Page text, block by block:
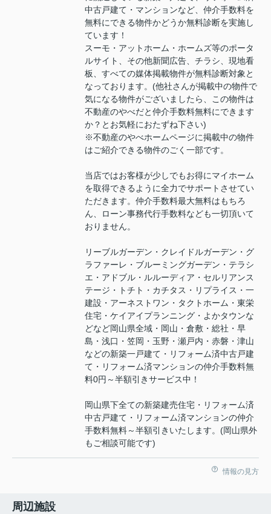
中古戸建て・マンションなど、仲介手数料を
無料にできる物件かどうか無料診断を実施し
ています！
スーモ・アットホーム・ホームズ等のポータ
ルサイト、その他新聞広告、チラシ、現地看
板、すべての媒体掲載物件が無料診断対象と
なっております。(他社さんが掲載中の物件で
気になる物件がございましたら、この物件は
不動産のやべだと仲介手数料無料にできます
か？とお気軽におたずね下さい)
※不動産のやべホームページに掲載中の物件
はご紹介できる物件のごく一部です。
当店ではお客様が少しでもお得にマイホーム
を取得できるように全力でサポートさせてい
ただきます。仲介手数料最大無料はもちろ
ん、ローン事務代行手数料なども一切頂いて
おりません。
リーブルガーデン・クレイドルガーデン・グ
ラファーレ・ブルーミングガーデン・テラシ
エ・アドブル・ルルーディア・セルリアンス
テージ・トチト・カチタス・リプライス・一
建設・アーネストワン・タクトホーム・東栄
住宅・ケイアイプランニング・よかタウンな
どなど岡山県全域・岡山・倉敷・総社・早
島・浅口・笠岡・玉野・瀬戸内・赤磐・津山
などの新築一戸建て・リフォーム済中古戸建
て・リフォーム済マンションの仲介手数料無
料0円～半額引きサービス中！
岡山県下全ての新築建売住宅・リフォーム済
中古戸建て・リフォーム済マンションの仲介
手数料無料～半額引きいたします。(岡山県外
もご相談可能です)
情報の見方
周辺施設